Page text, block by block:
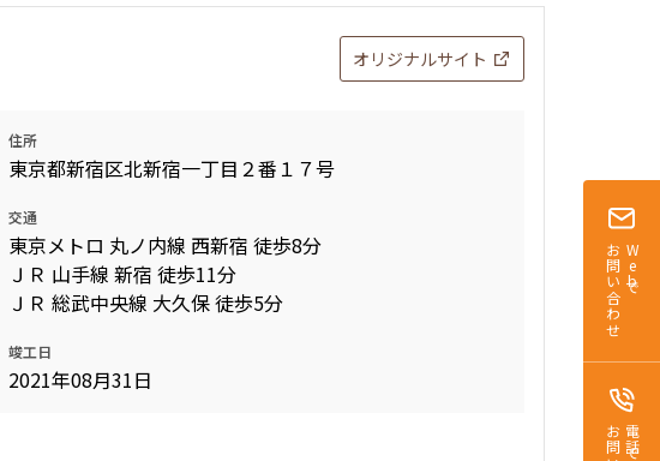
Webで
お問い合わせ
電話で
オリジナルサイト
住所
東京都新宿区北新宿一丁目２番１７号
交通
東京メトロ 丸ノ内線 西新宿 徒歩8分
ＪＲ 山手線 新宿 徒歩11分
ＪＲ 総武中央線 大久保 徒歩5分
竣工日
2021年08月31日